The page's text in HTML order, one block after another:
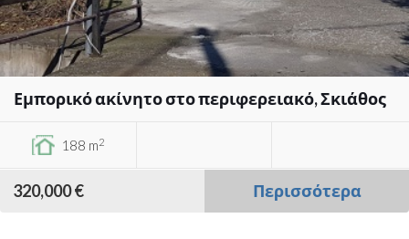
Εμπορικό ακίνητο στο περιφερειακό, Σκιάθος
188 m2
320,000 € Περισσότερα